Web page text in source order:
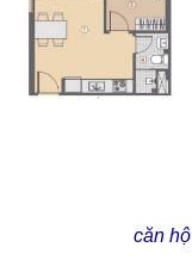
căn